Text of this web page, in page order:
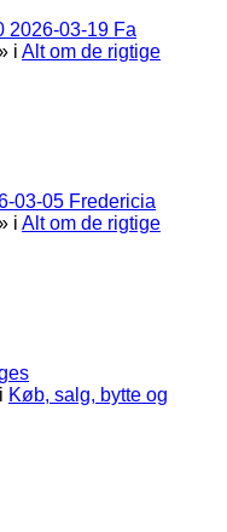
2026-03-19 Fa
i Alt om de rigtige
03-05 Fredericia
i Alt om de rigtige
Køb, salg, bytte og